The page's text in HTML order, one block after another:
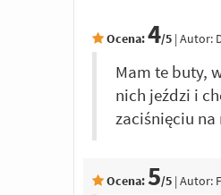
Ocena:4/5 | Autor:
Mam te buty,
nich jeździ i
zaciśnięciu na
Ocena: 5/5 | Autor: